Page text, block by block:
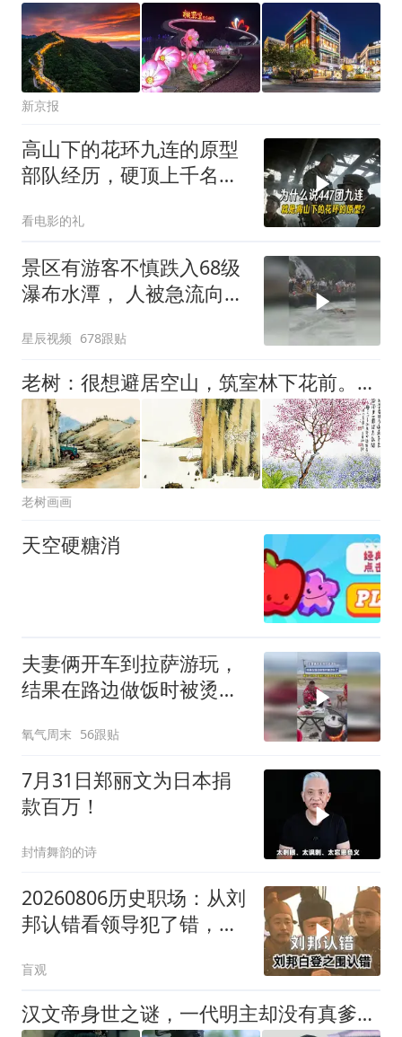
新京报
高山下的花环九连的原型
部队经历，硬顶上千名越
看电影的礼
景区有游客不慎跌入68级
瀑布水潭， 人被急流向下
星辰视频 678跟贴
老树：很想避居空山，筑室林下花前。闭户看看黄书，开门种种菜园。云雨时常来去，友朋偶尔往还。只图一个清静，不为装逼弄玄
老树画画
天空硬糖消
夫妻俩开车到拉萨游玩，
结果在路边做饭时被烫伤
开，胆子是真大啊
氧气周末 56跟贴
7月31日郑丽文为日本捐
款百万！
封情舞韵的诗
20260806历史职场：从刘
邦认错看领导犯了错，你
盲观
汉文帝身世之谜，一代明主却没有真爹？文帝黑历史还真有依据！